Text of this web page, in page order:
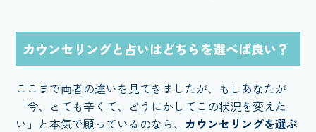
カウンセリングと占いはどちらを選べば良い？
ここまで両者の違いを見てきましたが、もしあなたが
「今、とても辛くて、どうにかしてこの状況を変えた
い」と本気で願っているのなら、 カウンセリングを選ぶ